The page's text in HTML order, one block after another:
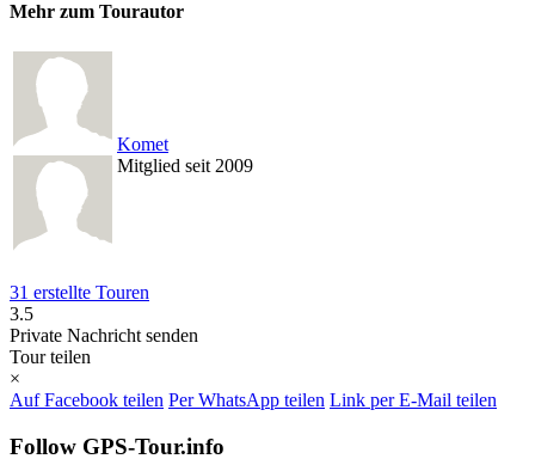
Mehr zum Tourautor
Komet
Mitglied seit 2009
31 erstellte Touren
3.5
Private Nachricht senden
Tour teilen
×
Auf Facebook teilen Per WhatsApp teilen Link per E-Mail teilen
Follow GPS-Tour.info